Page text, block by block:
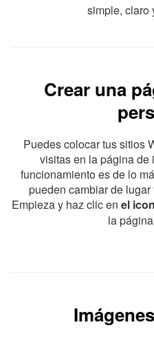
simple, claro
Crear una
Puedes colocar tus sitios
visitas en la página
funcionamiento es de lo
pueden cambiar de
Empieza y haz clic en el
la